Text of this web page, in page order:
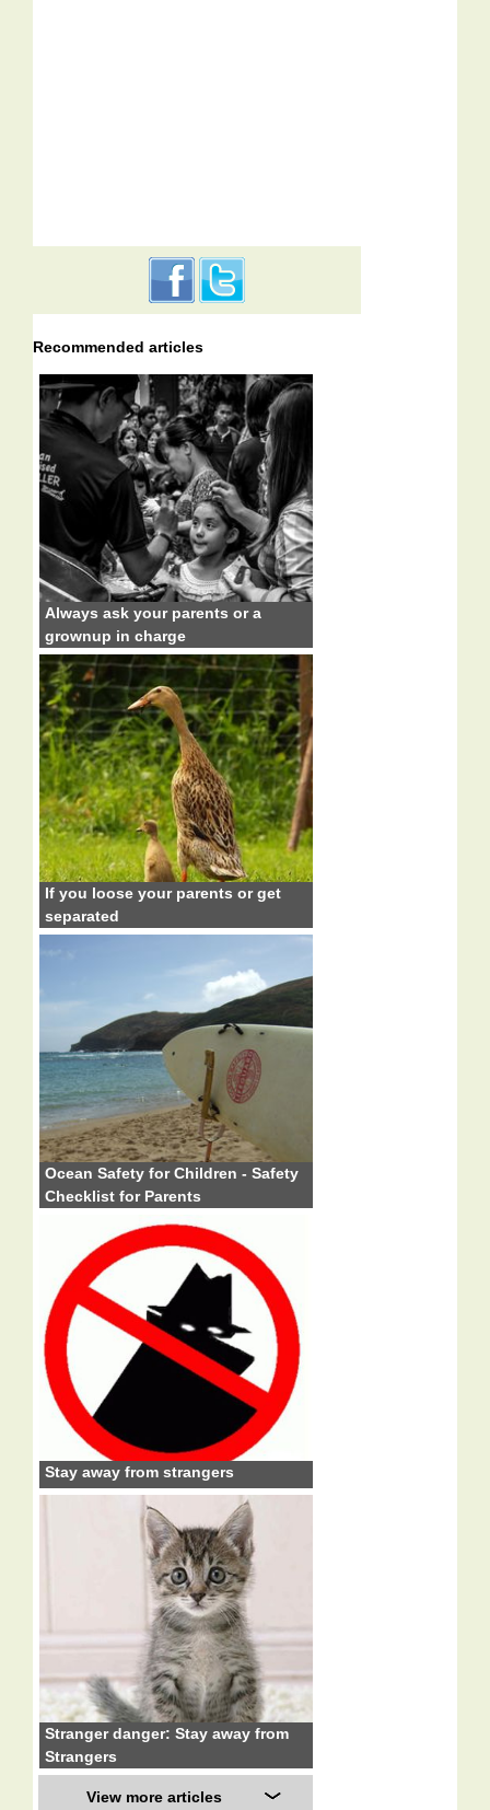
Recommended articles
Always ask your parents or a
grownup in charge
If you loose your parents or get
separated
Ocean Safety for Children - Safety
Checklist for Parents
Stay away from strangers
Stranger danger: Stay away from
Strangers
View more articles